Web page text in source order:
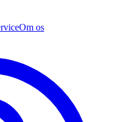
Om os